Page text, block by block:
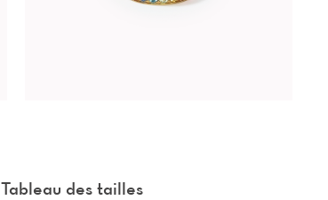
Tableau des tailles